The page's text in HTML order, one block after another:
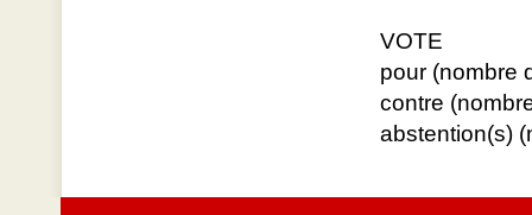
VOTE
pour (nombre
contre
abstention(s)